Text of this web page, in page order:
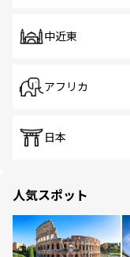
中近東
アフリカ
日本
人気スポット